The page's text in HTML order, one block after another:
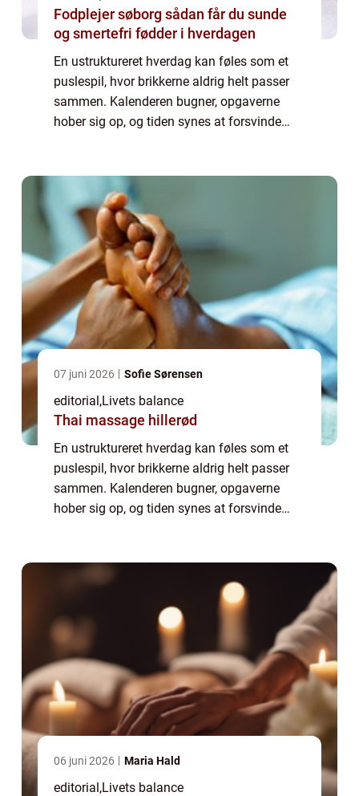
Fodplejer søborg sådan får du sunde
og smertefri fødder i hverdagen
En ustruktureret hverdag kan føles som et
puslespil, hvor brikkerne aldrig helt passer
sammen. Kalenderen bugner, opgaverne
hober sig op, og tiden synes at forsvinde
07 juni 2026 Sofie Sørensen
editorial,Livets balance
Thai massage hillerød
En ustruktureret hverdag kan føles som et
puslespil, hvor brikkerne aldrig helt passer
sammen. Kalenderen bugner, opgaverne
hober sig op, og tiden synes at forsvinde
06 juni 2026 Maria Hald
editorial,Livets balance